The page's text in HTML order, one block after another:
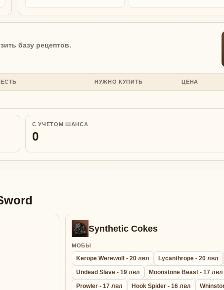
базу рецептов.
НУЖНО КУПИТЬ ЦЕНА
С УЧЕТОМ ШАНСА
0
Synthetic Cokes
МОБЫ
Kerope Werewolf - 20 лвл Lycanthrope - 20 лвл
Undead Slave - 19 лвл
Moonstone Beast - 17 лвл
Prowler - 17 лвл
Hook Spider - 16 лвл